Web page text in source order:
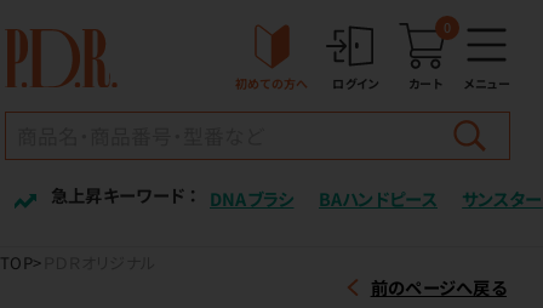
初めての方へ ログイン カート
0
メニュー
急上昇キーワード ： DNAブラシ BAハンドピース サンスター
TOP
前のページへ戻る